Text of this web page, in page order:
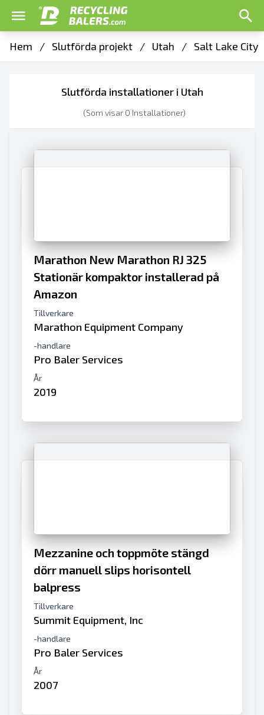
Hem / Slutförda projekt / Utah / Salt Lake City
Slutförda installationer i Utah
(Som visar 0 Installationer)
Marathon New Marathon RJ 325
Stationär kompaktor installerad på
Amazon
Tillverkare
Marathon Equipment Company
-handlare
Pro Baler Services
År
2019
Mezzanine och toppmöte stängd
dörr manuell slips horisontell
balpress
Tillverkare
Summit Equipment, Inc
-handlare
Pro Baler Services
År
2007